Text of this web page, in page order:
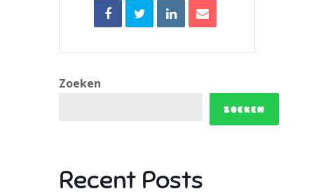
Zoeken
ZOEKEN
Recent Posts